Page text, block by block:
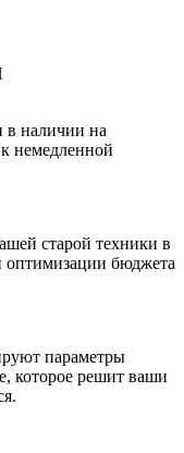
в наличии на
немедленной
старой техники в
оптимизации бюджета
параметры
которое решит ваши